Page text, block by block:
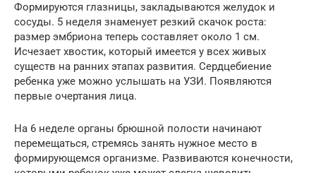
Формируются глазницы, закладываются желудок и
сосуды. 5 неделя знаменует резкий скачок роста:
размер эмбриона теперь составляет около 1 см.
Исчезает хвостик, который имеется у всех живых
существ на ранних этапах развития. Сердцебиение
ребенка уже можно услышать на УЗИ. Появляются
первые очертания лица.
На 6 неделе органы брюшной полости начинают
перемещаться, стремясь занять нужное место в
формирующемся организме. Развиваются конечности,